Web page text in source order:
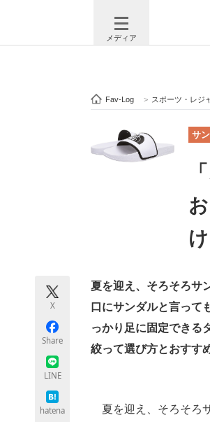
メディア
注目記事を集めた総合ペ
ビジネスと働き方のヒ
ITエンジニア向け専門サ
モノづくり技術者専門サ
Fav-Log > スポーツ・レジ
サ
X
Share
LINE
hatena
夏を迎え、そろそろサ
口にサンダルと言って
っかり足に固定できる
絞って選び方とおすす
夏を迎え、そろそろ